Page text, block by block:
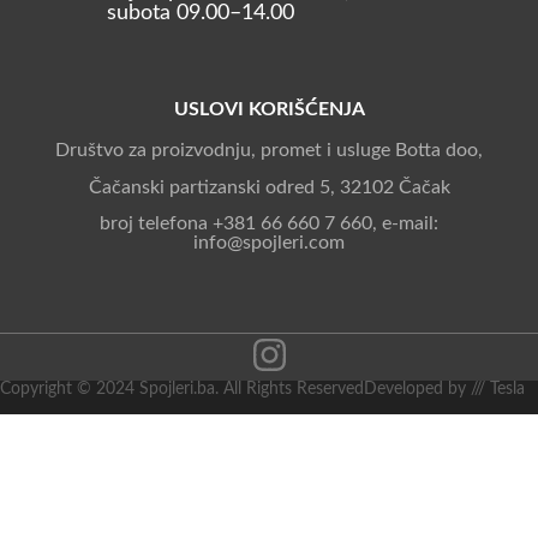
USLOVI KORIŠĆENJA
Društvo za proizvodnju, promet i usluge Botta doo,
Čačanski partizanski odred 5, 32102 Čačak
broj telefona +381 66 660 7 660, e-mail:
info@spojleri.com
subota 09.00–14.00
Copyright © 2024 Spojleri.ba. All Rights Reserved Developed by /// Tesla